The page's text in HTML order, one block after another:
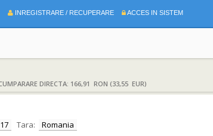
INREGISTRARE / RECUPERARE ACCES IN SISTEM
DIRECTA: 166,91 RON (33,55 EUR)
Tara:
Romania